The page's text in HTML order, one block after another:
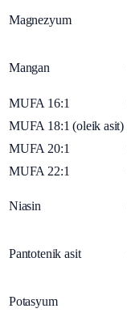
Magnezyum
Mangan
MUFA 16:1
MUFA 18:1 (oleik asit)
MUFA 20:1
MUFA 22:1
Niasin
Pantotenik asit
Potasyum